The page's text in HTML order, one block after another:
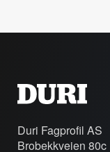
Duri Fagprofil AS
Brobekkveien 80c